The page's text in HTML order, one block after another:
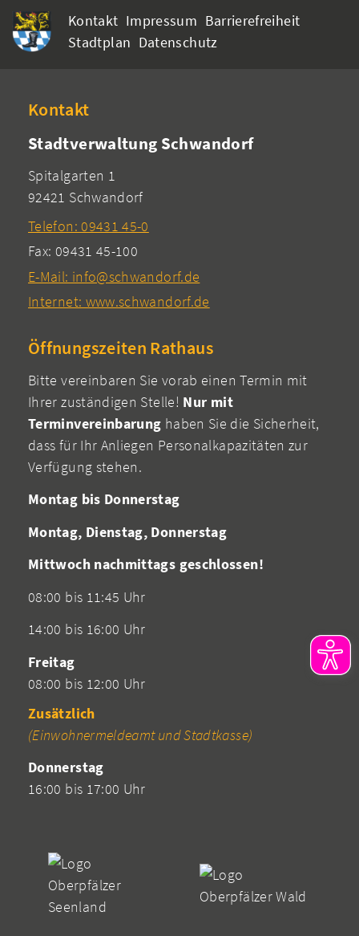
Kontakt Impressum Barrierefreiheit
Stadtplan Datenschutz
Kontakt
Stadtverwaltung Schwandorf
Spitalgarten 1
92421 Schwandorf
Telefon: 09431 45-0
Fax: 09431 45-100
E-Mail: info@schwandorf.de
Internet: www.schwandorf.de
Öffnungszeiten Rathaus
Bitte vereinbaren Sie vorab einen Termin mit
Ihrer zuständigen Stelle! Nur mit
Terminvereinbarung haben Sie die Sicherheit,
dass für Ihr Anliegen Personalkapazitäten zur
Verfügung stehen.
Montag bis Donnerstag
Montag, Dienstag, Donnerstag
Mittwoch nachmittags geschlossen!
08:00 bis 11:45 Uhr
14:00 bis 16:00 Uhr
Freitag
08:00 bis 12:00 Uhr
Zusätzlich
(Einwohnermeldeamt und Stadtkasse)
Donnerstag
16:00 bis 17:00 Uhr